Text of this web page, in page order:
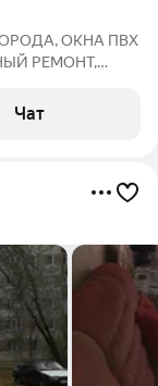
ОКНА ПВХ
РЕМОНТ,
МАШИНА, -
Чат